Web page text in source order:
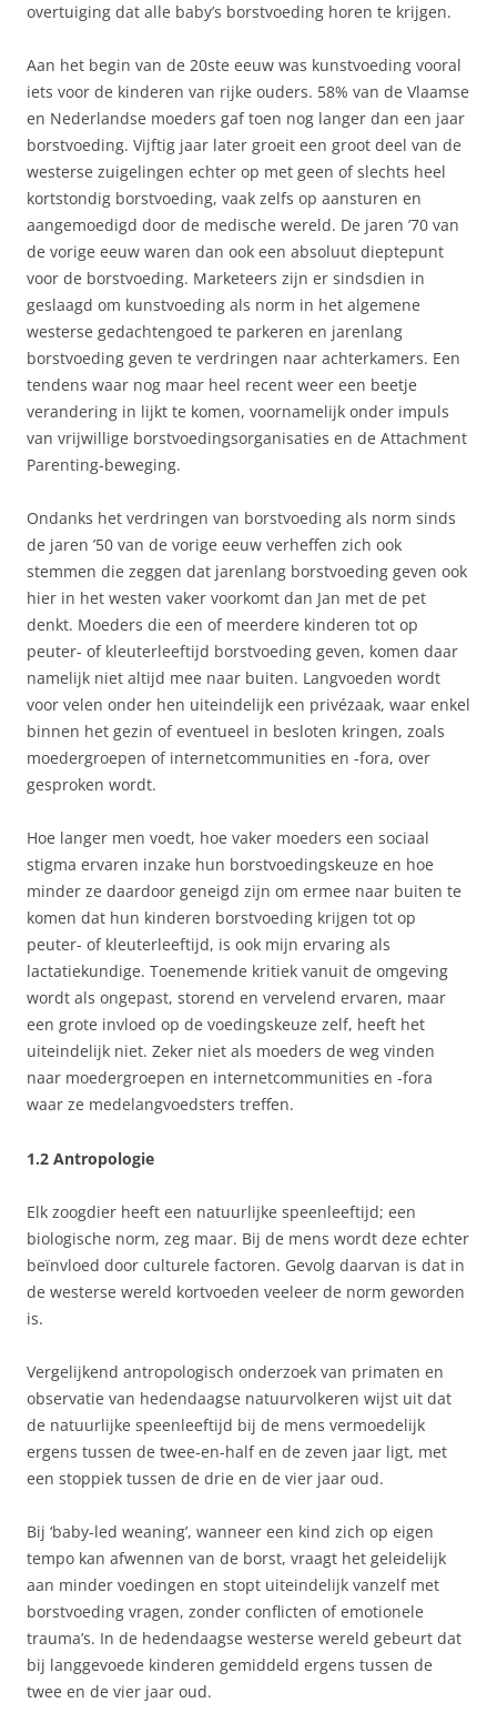
overtuiging dat alle baby’s borstvoeding horen te krijgen.
Aan het begin van de 20ste eeuw was kunstvoeding vooral
iets voor de kinderen van rijke ouders. 58% van de Vlaamse
en Nederlandse moeders gaf toen nog langer dan een jaar
borstvoeding. Vijftig jaar later groeit een groot deel van de
westerse zuigelingen echter op met geen of slechts heel
kortstondig borstvoeding, vaak zelfs op aansturen en
aangemoedigd door de medische wereld. De jaren ’70 van
de vorige eeuw waren dan ook een absoluut dieptepunt
voor de borstvoeding. Marketeers zijn er sindsdien in
geslaagd om kunstvoeding als norm in het algemene
westerse gedachtengoed te parkeren en jarenlang
borstvoeding geven te verdringen naar achterkamers. Een
tendens waar nog maar heel recent weer een beetje
verandering in lijkt te komen, voornamelijk onder impuls
van vrijwillige borstvoedingsorganisaties en de Attachment
Parenting-beweging.
Ondanks het verdringen van borstvoeding als norm sinds
de jaren ’50 van de vorige eeuw verheffen zich ook
stemmen die zeggen dat jarenlang borstvoeding geven ook
hier in het westen vaker voorkomt dan Jan met de pet
denkt. Moeders die een of meerdere kinderen tot op
peuter- of kleuterleeftijd borstvoeding geven, komen daar
namelijk niet altijd mee naar buiten. Langvoeden wordt
voor velen onder hen uiteindelijk een privézaak, waar enkel
binnen het gezin of eventueel in besloten kringen, zoals
moedergroepen of internetcommunities en -fora, over
gesproken wordt.
Hoe langer men voedt, hoe vaker moeders een sociaal
stigma ervaren inzake hun borstvoedingskeuze en hoe
minder ze daardoor geneigd zijn om ermee naar buiten te
komen dat hun kinderen borstvoeding krijgen tot op
peuter- of kleuterleeftijd, is ook mijn ervaring als
lactatiekundige. Toenemende kritiek vanuit de omgeving
wordt als ongepast, storend en vervelend ervaren, maar
een grote invloed op de voedingskeuze zelf, heeft het
uiteindelijk niet. Zeker niet als moeders de weg vinden
naar moedergroepen en internetcommunities en -fora
waar ze medelangvoedsters treffen.
1.2 Antropologie
Elk zoogdier heeft een natuurlijke speenleeftijd; een
biologische norm, zeg maar. Bij de mens wordt deze echter
beïnvloed door culturele factoren. Gevolg daarvan is dat in
de westerse wereld kortvoeden veeleer de norm geworden
is.
Vergelijkend antropologisch onderzoek van primaten en
observatie van hedendaagse natuurvolkeren wijst uit dat
de natuurlijke speenleeftijd bij de mens vermoedelijk
ergens tussen de twee-en-half en de zeven jaar ligt, met
een stoppiek tussen de drie en de vier jaar oud.
Bij ‘baby-led weaning’, wanneer een kind zich op eigen
tempo kan afwennen van de borst, vraagt het geleidelijk
aan minder voedingen en stopt uiteindelijk vanzelf met
borstvoeding vragen, zonder conflicten of emotionele
trauma’s. In de hedendaagse westerse wereld gebeurt dat
bij langgevoede kinderen gemiddeld ergens tussen de
twee en de vier jaar oud.